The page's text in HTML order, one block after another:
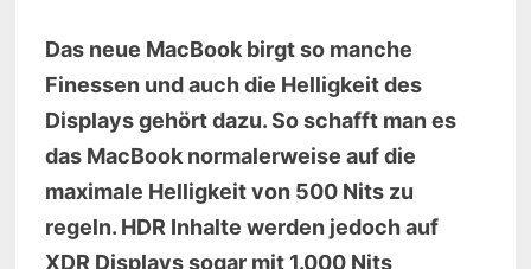
Das neue MacBook birgt so manche
Finessen und auch die Helligkeit des
Displays gehört dazu. So schafft man es
das MacBook normalerweise auf die
maximale Helligkeit von 500 Nits zu
regeln. HDR Inhalte werden jedoch auf
XDR Displays sogar mit 1.000 Nits